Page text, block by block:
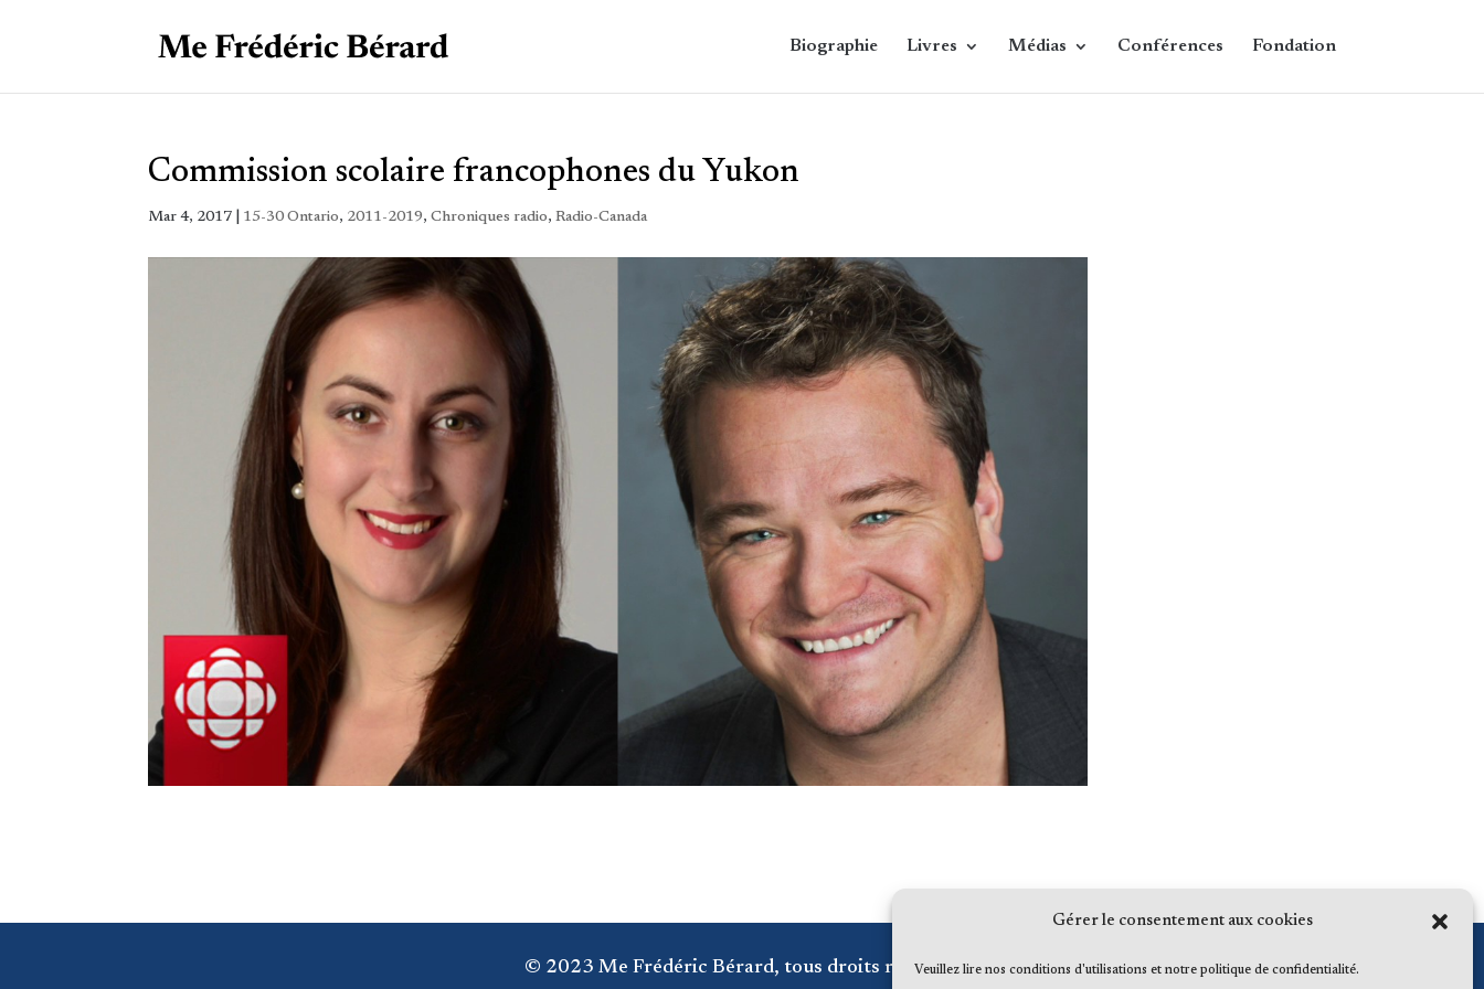
Gérer le consentement aux cookies
Veuillez lire nos conditions d'utilisations et notre politique de confidentialité.
Biographie Livres Médias Conférences Fondation
Commission scolaire francophones du Yukon
Mar 4, 2017 15-30 Ontario, 2011-2019,Chroniques radio,Radio-Canada
© 2023 Me Frédéric Bérard, tous droits réservés